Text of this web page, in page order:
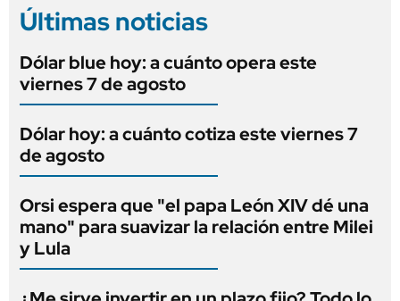
Últimas noticias
Dólar blue hoy: a cuánto opera este
viernes 7 de agosto
Dólar hoy: a cuánto cotiza este viernes 7
de agosto
Orsi espera que "el papa León XIV dé una
mano" para suavizar la relación entre Milei
y Lula